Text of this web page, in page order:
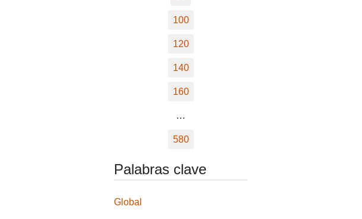
100
120
140
160
…
580
Palabras clave
Global